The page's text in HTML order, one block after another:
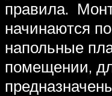
правила.
начинаются
напольные
помещении,